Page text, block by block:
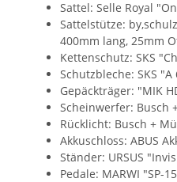
Sattel: Selle Royal
Sattelstütze:
400mm lang, 25mm
Kettenschutz: SKS
Schutzbleche: SKS "A
Gepäckträger: "MIK
Scheinwerfer: Busch
Rücklicht: Busch +
Akkuschloss: ABUS
Ständer: URSUS
Pedale: MARWI "SP-